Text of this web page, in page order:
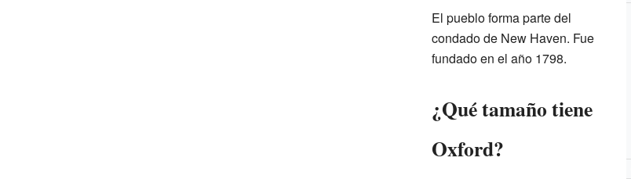
El pueblo forma parte del
condado de New Haven. Fue
fundado en el año 1798.
¿Qué tamaño tiene
Oxford?